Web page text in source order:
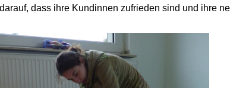
dass ihre Kundinnen zufrieden sind und ihre